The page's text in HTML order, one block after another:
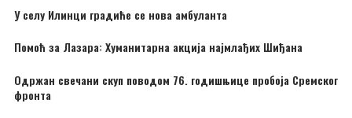
У селу Илинци градиће се нова амбуланта
Помоћ за Лазара: Хуманитарна акција најмлађих Шиђана
Одржан свечани скуп поводом 76. годишњице пробоја Сремског
фронта